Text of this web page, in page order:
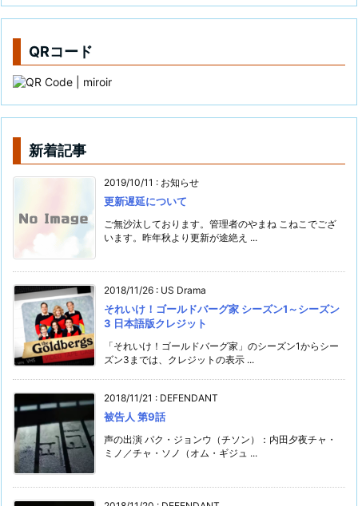
QRコード
新着記事
2019/10/11 : お知らせ
更新遅延について
ご無沙汰しております。管理者のやまね こねこでござ
います。昨年秋より更新が途絶え ...
2018/11/26 : US Drama
それいけ！ゴールドバーグ家 シーズン1～シーズン
3 日本語版クレジット
「それいけ！ゴールドバーグ家」のシーズン1からシー
ズン3までは、クレジットの表示 ...
2018/11/21 : DEFENDANT
被告人 第9話
声の出演 パク・ジョンウ（チソン）：内田夕夜チャ・
ミノ／チャ・ソノ（オム・ギジュ ...